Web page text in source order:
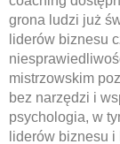
grona ludzi już
liderów biznesu
mistrzowskim
bez narzędzi i
psychologia, w
liderów biznesu